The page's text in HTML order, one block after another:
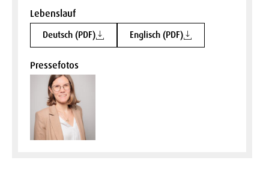
Lebenslauf
Deutsch (PDF) Englisch (PDF)
Pressefotos